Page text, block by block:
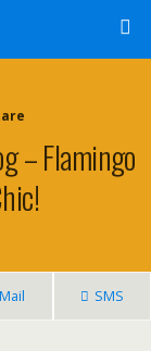
– Flamingo
Mail SMS